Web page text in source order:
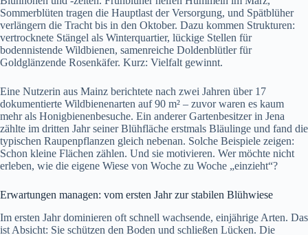
Sommerblüten tragen die Hauptlast der Versorgung, und Spätblüher
verlängern die Tracht bis in den Oktober. Dazu kommen Strukturen:
vertrocknete Stängel als Winterquartier, lückige Stellen für
bodennistende Wildbienen, samenreiche Doldenblütler für
Goldglänzende Rosenkäfer. Kurz: Vielfalt gewinnt.
Eine Nutzerin aus Mainz berichtete nach zwei Jahren über 17
dokumentierte Wildbienenarten auf 90 m² – zuvor waren es kaum
mehr als Honigbienenbesuche. Ein anderer Gartenbesitzer in Jena
zählte im dritten Jahr seiner Blühfläche erstmals Bläulinge und fand die
typischen Raupenpflanzen gleich nebenan. Solche Beispiele zeigen:
Schon kleine Flächen zählen. Und sie motivieren. Wer möchte nicht
erleben, wie die eigene Wiese von Woche zu Woche „einzieht“?
Erwartungen managen: vom ersten Jahr zur stabilen Blühwiese
Im ersten Jahr dominieren oft schnell wachsende, einjährige Arten. Das
ist Absicht: Sie schützen den Boden und schließen Lücken. Die